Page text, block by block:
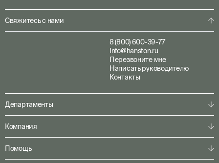
Департаменты
Системы безопасности
Компания
Помощь
Свяжитесь с нами
8 (800) 600-39-77
Info@hanston.ru
Перезвоните мне
Написать руководителю
Контакты